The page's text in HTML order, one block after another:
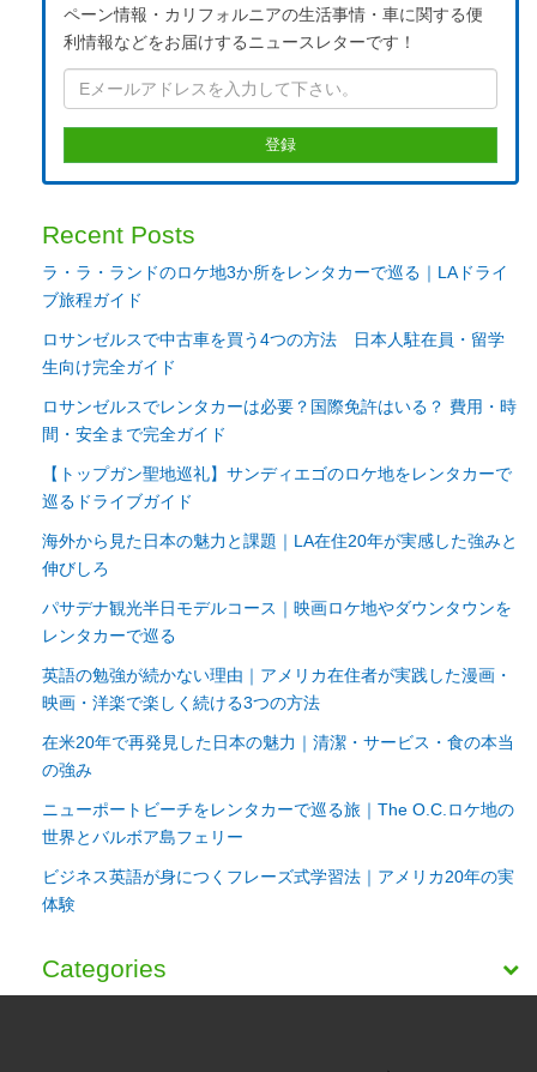
ペーン情報・カリフォルニアの生活事情・車に関する便
利情報などをお届けするニュースレターです！
Recent Posts
ラ・ラ・ランドのロケ地3か所をレンタカーで巡る｜LAドライ
ブ旅程ガイド
ロサンゼルスで中古車を買う4つの方法 日本人駐在員・留学
生向け完全ガイド
ロサンゼルスでレンタカーは必要？国際免許はいる？ 費用・時
間・安全まで完全ガイド
【トップガン聖地巡礼】サンディエゴのロケ地をレンタカーで
巡るドライブガイド
海外から見た日本の魅力と課題｜LA在住20年が実感した強みと
伸びしろ
パサデナ観光半日モデルコース｜映画ロケ地やダウンタウンを
レンタカーで巡る
英語の勉強が続かない理由｜アメリカ在住者が実践した漫画・
映画・洋楽で楽しく続ける3つの方法
在米20年で再発見した日本の魅力｜清潔・サービス・食の本当
の強み
ニューポートビーチをレンタカーで巡る旅｜The O.C.ロケ地の
世界とバルボア島フェリー
ビジネス英語が身につくフレーズ式学習法｜アメリカ20年の実
体験
Categories